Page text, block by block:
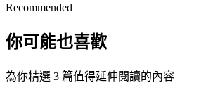
Recommended
你可能也喜歡
為你精選 3 篇值得延伸閱讀的內容